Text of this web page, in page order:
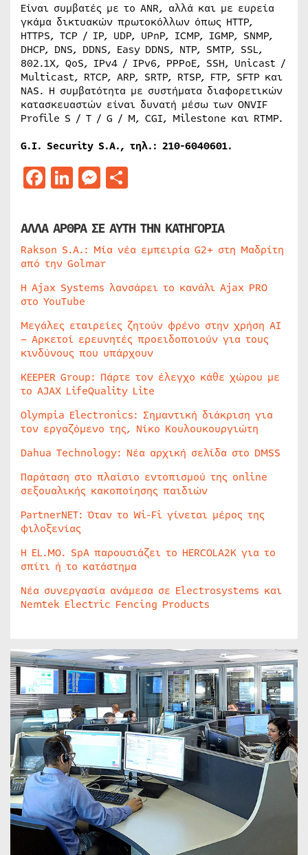
Είναι συμβατές με το ANR, αλλά και με ευρεία
γκάμα δικτυακών πρωτοκόλλων όπως HTTP,
HTTPS, TCP / IP, UDP, UPnP, ICMP, IGMP, SNMP,
DHCP, DNS, DDNS, Easy DDNS, NTP, SMTP, SSL,
802.1X, QoS, IPv4 / IPv6, PPPoE, SSH, Unicast /
Multicast, RTCP, ARP, SRTP, RTSP, FTP, SFTP και
NAS. Η συμβατότητα με συστήματα διαφορετικών
κατασκευαστών είναι δυνατή μέσω των ONVIF
Profile S / T / G / M, CGI, Milestone και RTMP.
G.I. Security S.A., τηλ.: 210-6040601.
Facebook
LinkedIn
Messenger
ΑΛΛΑ ΑΡΘΡΑ ΣΕ ΑΥΤΗ ΤΗΝ ΚΑΤΗΓΟΡΙΑ
Rakson S.A.: Μία νέα εμπειρία G2+ στη Μαδρίτη
από την Golmar
Η Ajax Systems λανσάρει το κανάλι Ajax PRO
στο YouTube
Μεγάλες εταιρείες ζητούν φρένο στην χρήση AI
– Αρκετοί ερευνητές προειδοποιούν για τους
κινδύνους που υπάρχουν
KEEPER Group: Πάρτε τον έλεγχο κάθε χώρου με
το AJAX LifeQuality Lite
Olympia Electronics: Σημαντική διάκριση για
τον εργαζόμενο της, Νίκο Κουλουκουργιώτη
Dahua Technology: Νέα αρχική σελίδα στο DMSS
Παράταση στο πλαίσιο εντοπισμού της online
σεξουαλικής κακοποίησης παιδιών
PartnerNET: Όταν το Wi-Fi γίνεται μέρος της
φιλοξενίας
Η EL.MO. SpA παρουσιάζει το HERCOLA2K για το
σπίτι ή το κατάστημα
Νέα συνεργασία ανάμεσα σε Electrosystems και
Nemtek Electric Fencing Products